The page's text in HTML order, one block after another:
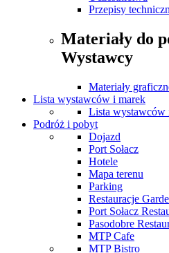
Przepisy
Materiały do
Wystawcy
Materiały
Lista wystawców i marek
Lista wystawców
Podróż i pobyt
Dojazd
Port Sołacz
Hotele
Mapa terenu
Parking
Restauracje
Port Sołacz
Pasodobre
MTP Cafe
MTP Bistro